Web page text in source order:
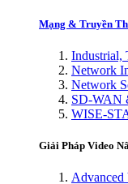
Mạng & Truyền
Industrial,
Network
Network
SD-WAN
WISE-
Giải Pháp Video
Advanced